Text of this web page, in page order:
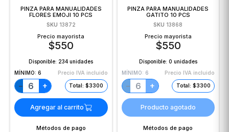
PINZA PARA MANUALIDADES
FLORES EMOJI 10 PCS
SKU 13872
Precio mayorista
$550
Disponible: 234 unidades
MÍNIMO: 6 Precio IVA incluido
− + Total: $3300
Agregar al carrito
Métodos de pago
PINZA PARA MANUALIDADES
GATITO 10 PCS
SKU 13868
Precio mayorista
$550
Disponible: 0 unidades
MÍNIMO: 6 Precio IVA incluido
− + Total: $3300
Producto agotado
Métodos de pago